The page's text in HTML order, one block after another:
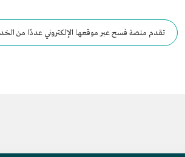
تقدم منصة فسح عبر موقعها الإلكتروني عددًا من